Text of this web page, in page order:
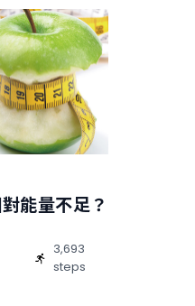
能量不足？
3,693
steps